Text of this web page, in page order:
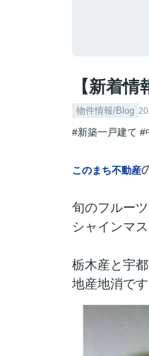
【新着
物件情報/Blog
#新築一戸建て #
このまち不動産
旬のフルー
シャインマ
栃木産と宇
地産地消で